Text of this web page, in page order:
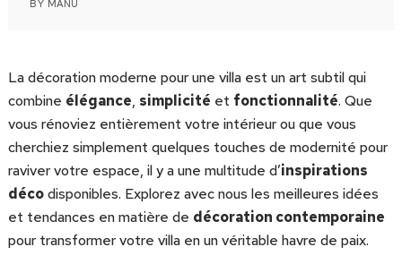
BY MANU
La décoration moderne pour une villa est un art subtil qui
combine élégance, simplicité et fonctionnalité. Que
vous rénoviez entièrement votre intérieur ou que vous
cherchiez simplement quelques touches de modernité pour
raviver votre espace, il y a une multitude d’inspirations
décodisponibles. Explorez avec nous les meilleures idées
et tendances en matière de décoration contemporaine
pour transformer votre villa en un véritable havre de paix.